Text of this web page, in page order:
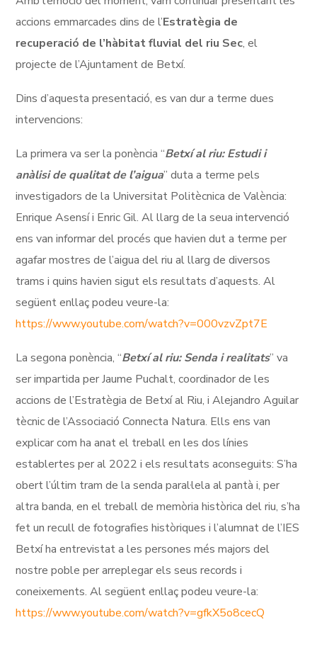
accions emmarcades dins de l’Estratègia de
recuperació de l’hàbitat fluvial del riu Sec, el
projecte de l’Ajuntament de Betxí.
Dins d’aquesta presentació, es van dur a terme dues
intervencions:
La primera va ser la ponència “Betxí al riu: Estudi i
anàlisi de qualitat de l’aigua” duta a terme pels
investigadors de la Universitat Politècnica de València:
Enrique Asensí i Enric Gil. Al llarg de la seua intervenció
ens van informar del procés que havien dut a terme per
agafar mostres de l’aigua del riu al llarg de diversos
trams i quins havien sigut els resultats d’aquests. Al
següent enllaç podeu veure-la:
https://www.youtube.com/watch?v=000vzvZpt7E
La segona ponència, “Betxí al riu: Senda i realitats” va
ser impartida per Jaume Puchalt, coordinador de les
accions de l’Estratègia de Betxí al Riu, i Alejandro Aguilar
tècnic de l’Associació Connecta Natura. Ells ens van
explicar com ha anat el treball en les dos línies
establertes per al 2022 i els resultats aconseguits: S’ha
obert l’últim tram de la senda paral·lela al pantà i, per
altra banda, en el treball de memòria històrica del riu, s’ha
fet un recull de fotografies històriques i l’alumnat de l’IES
Betxí ha entrevistat a les persones més majors del
nostre poble per arreplegar els seus records i
coneixements. Al següent enllaç podeu veure-la:
https://www.youtube.com/watch?v=gfkX5o8cecQ